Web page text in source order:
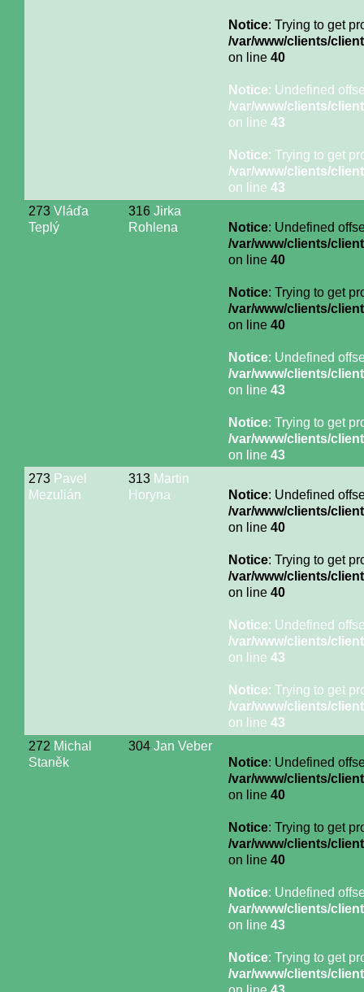
Notice: Trying to get
/var/www/clients/
on line 40
Notice: Undefined
/var/www/clients/
on line 43
Notice: Trying to get
/var/www/clients/
on line 43
273 Vláďa
Teplý
316 Jirka
Rohlena
Notice: Undefined
/var/www/clients/
on line 40
Notice: Trying to get
/var/www/clients/
on line 40
Notice: Undefined
/var/www/clients/
on line 43
Notice: Trying to get
/var/www/clients/
on line 43
273 Pavel
Mezulián
313 Martin
Horyna
Notice: Undefined
/var/www/clients/
on line 40
Notice: Trying to get
/var/www/clients/
on line 40
Notice: Undefined
/var/www/clients/
on line 43
Notice: Trying to get
/var/www/clients/
on line 43
272 Michal
Staněk
304 Jan Veber
Notice: Undefined
/var/www/clients/
on line 40
Notice: Trying to get
/var/www/clients/
on line 40
Notice: Undefined
/var/www/clients/
on line 43
Notice: Trying to get
/var/www/clients/